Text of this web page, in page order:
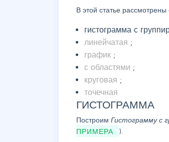
В этой статье
гистограмма с
линейчатая ;
график ;
с областями ;
круговая ;
точечная
ГИСТОГРАММА
Построим Гистограмму с
ПРИМЕРА
).